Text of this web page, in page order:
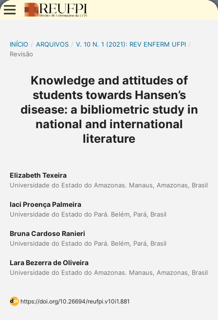
INÍCIO / ARQUIVOS / V. 10 N. 1 (2021): REV ENFERM UFPI /
Revisão
Knowledge and attitudes of
students towards Hansen’s
disease: a bibliometric study in
national and international
literature
Elizabeth Texeira
Universidade do Estado do Amazonas. Manaus, Amazonas, Brasil
Iaci Proença Palmeira
Universidade do Estado do Pará. Belém, Pará, Brasil
Bruna Cardoso Ranieri
Universidade do Estado do Pará. Belém, Pará, Brasil
Lara Bezerra de Oliveira
Universidade do Estado do Amazonas. Manaus, Amazonas, Brasil
https://doi.org/10.26694/reufpi.v10i1.881